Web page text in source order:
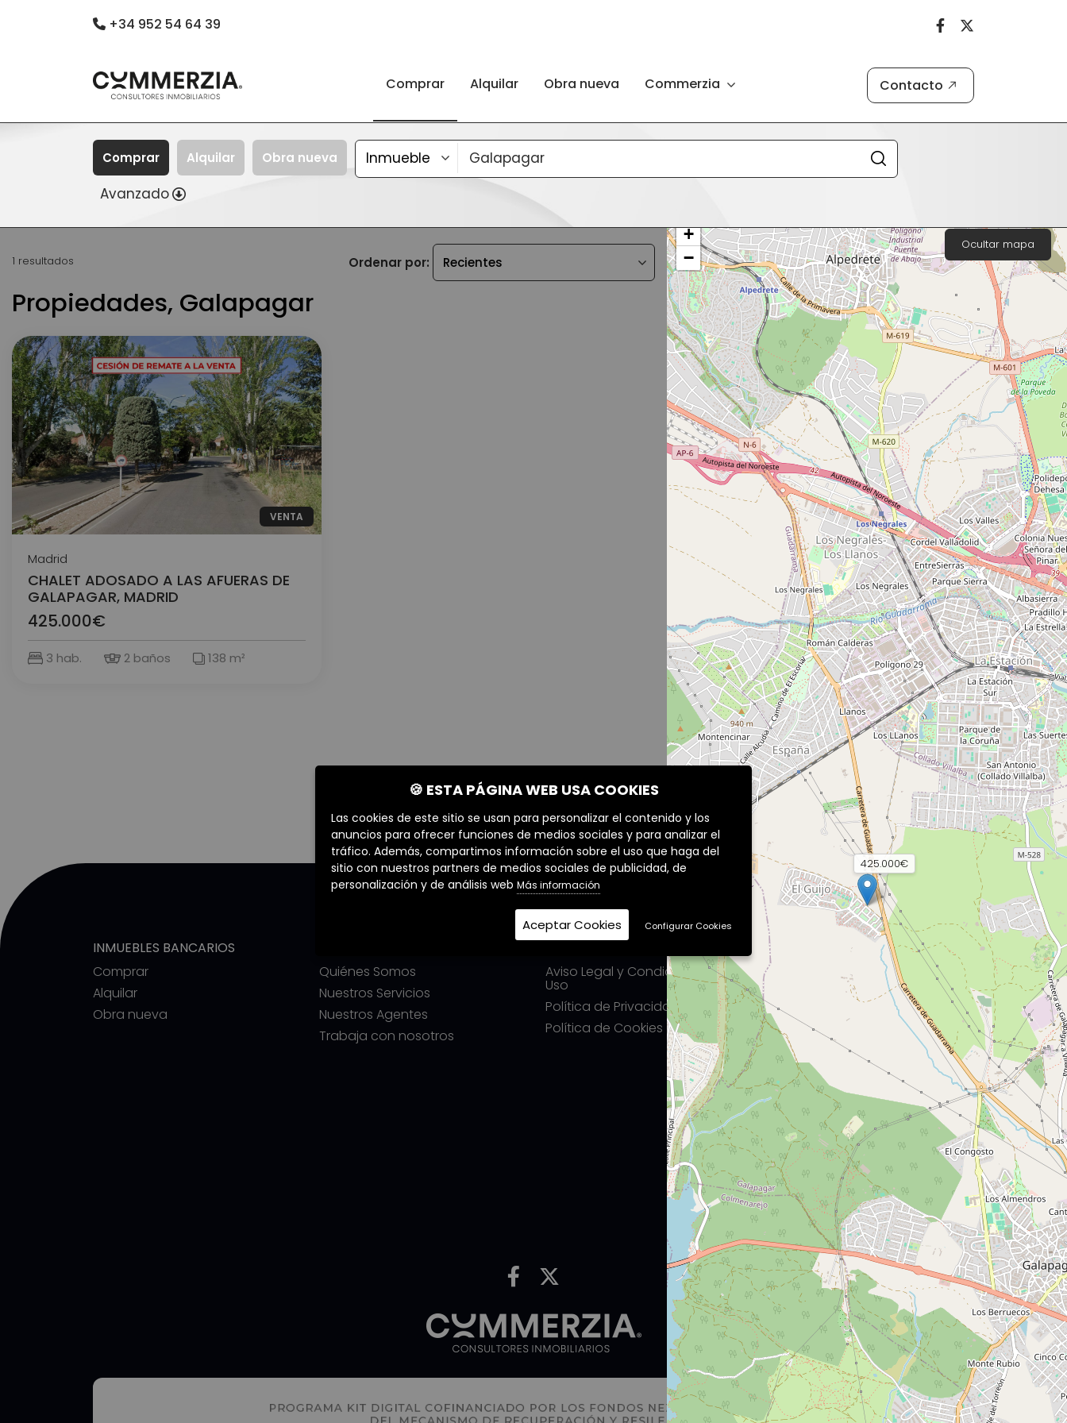
+34 952 54 64 39
Comprar Alquilar Obra nueva Commerzia Contacto
Comprar Alquilar Obra nueva
Avanzado
Ocultar mapa
425.000€
+
−
1 resultados Ordenar por:
Propiedades, Galapagar
VENTA
Madrid
CHALET ADOSADO A LAS AFUERAS DE
GALAPAGAR, MADRID
425.000€
3 hab. 2 baños 138 m²
INMUEBLES BANCARIOS
Comprar
Alquilar
Obra nueva
Quiénes Somos
Nuestros Servicios
Nuestros Agentes
Trabaja con nosotros
Aviso Legal y Condiciones de
Uso
Política de Privacidad
Política de Cookies
Oficina Principal
C/ Del Mar, 27 4ºB 29740-Torre
del Mar (Málaga)
Teléfono:
952 54 64 39
Delegación Almería
Diseminado Puente Culebra, 24,
Centro de Negocios Viapark,
Oficina 3.3, 04721, Vícar (Almería)
Teléfono:642 30 30 30
Delegación Málaga
Av. de las Américas, 3, 3ª planta,
Distrito Centro, 29005 Málaga
Teléfono:952 54 70 19
info@commerzia.es
Contacto
🍪 ESTA PÁGINA WEB USA COOKIES
Las cookies de este sitio se usan para personalizar el contenido y los
anuncios para ofrecer funciones de medios sociales y para analizar el
tráfico. Además, compartimos información sobre el uso que haga del
sitio con nuestros partners de medios sociales de publicidad, de
personalización y de análisis web Más información
Aceptar Cookies Configurar Cookies